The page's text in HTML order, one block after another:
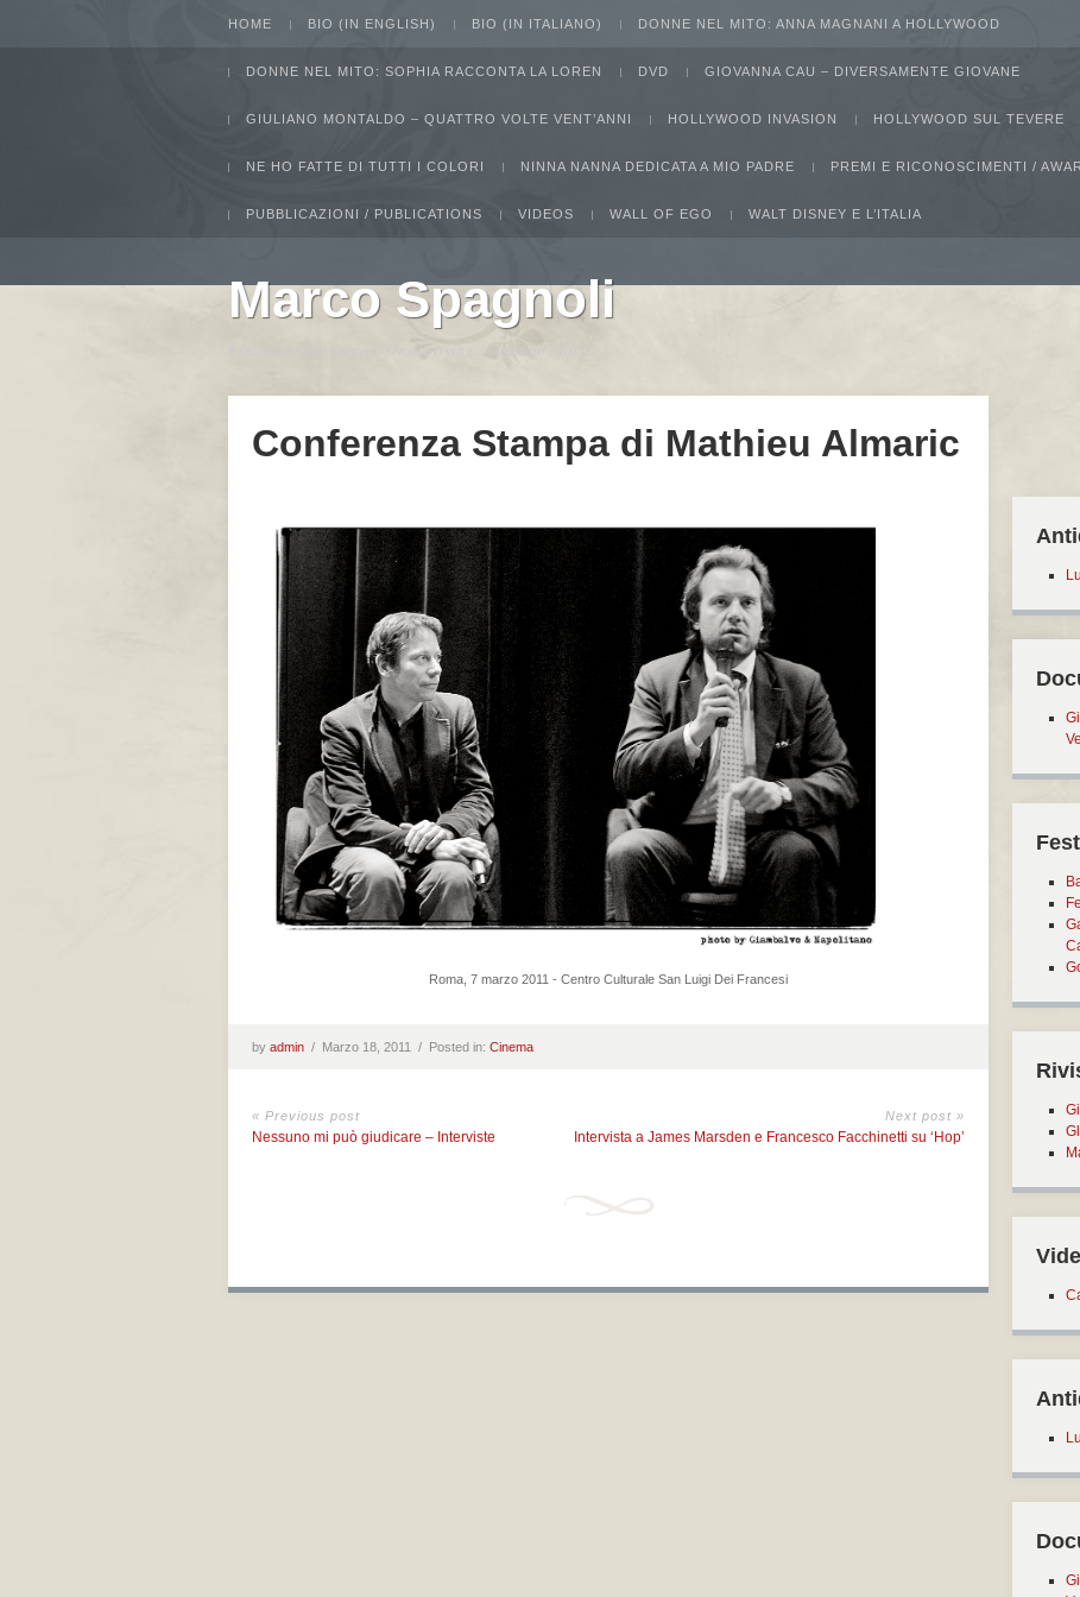
HOME BIO (IN ENGLISH) BIO (IN ITALIANO) DONNE NEL MITO: ANNA MAGNANI A HOLLYWOOD
DONNE NEL MITO: SOPHIA RACCONTA LA LOREN DVD GIOVANNA CAU – DIVERSAMENTE GIOVANE
GIULIANO MONTALDO – QUATTRO VOLTE VENT’ANNI HOLLYWOOD INVASION HOLLYWOOD SUL TEVERE
NE HO FATTE DI TUTTI I COLORI NINNA NANNA DEDICATA A MIO PADRE PREMI E RICONOSCIMENTI /
PUBBLICAZIONI / PUBLICATIONS VIDEOS WALL OF EGO WALT DISNEY E L’ITALIA
Marco Spagnoli
Conferenza Stampa di Mathieu Almaric
Roma, 7 marzo 2011 - Centro Culturale San Luigi Dei Francesi
by admin / Marzo 18, 2011 / Posted in: Cinema
« Previous post
Nessuno mi può giudicare – Interviste
Next post »
Intervista a James Marsden e Francesco Facchinetti su ‘Hop’